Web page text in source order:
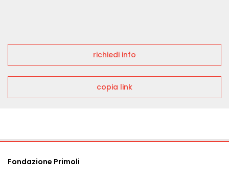
richiedi info
copia link
Fondazione Primoli